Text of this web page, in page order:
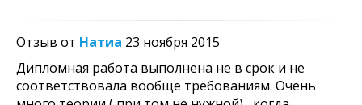
Отзыв от Натиа 23 ноября 2015
Дипломная работа выполнена не в срок и не
соответствовала вообще требованиям. Очень